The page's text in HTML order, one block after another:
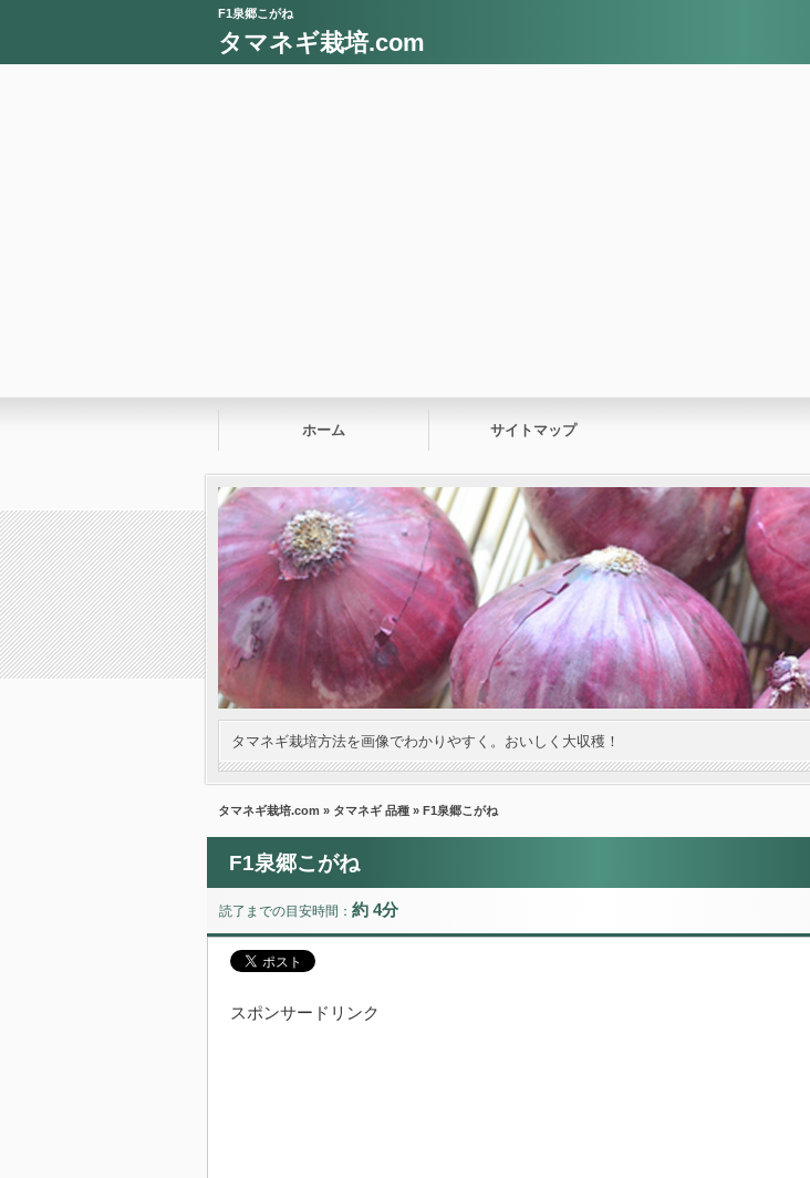
F1泉郷こがね
タマネギ栽培.com
ホーム サイトマップ
タマネギ栽培方法を画像でわかりやすく。おいしく大収穫！
タマネギ栽培.com » タマネギ 品種 » F1泉郷こがね
F1泉郷こがね
読了までの目安時間： 約 4分
スポンサードリンク